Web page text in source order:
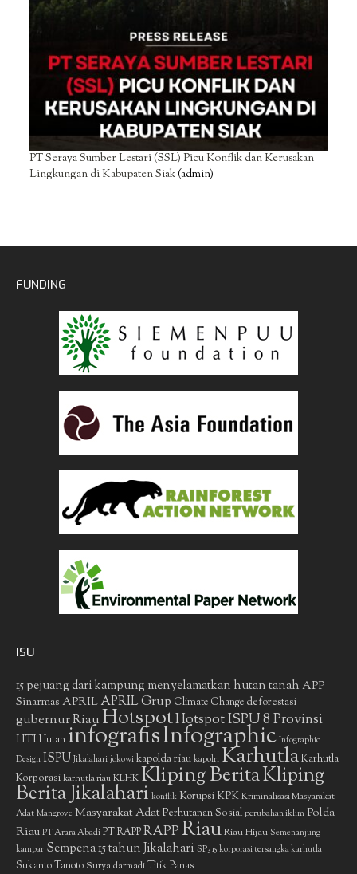
PT Seraya Sumber Lestari (SSL) Picu Konflik dan Kerusakan
Lingkungan di Kabupaten Siak(admin)
FUNDING
ISU
15 pejuang dari kampung menyelamatkan hutan tanah APP
Sinarmas APRIL APRIL Grup Climate Change deforestasi
gubernur RiauHotspotHotspot ISPU 8 Provinsi
HTIHutan infografisInfographic Infographic
Design ISPU Jikalahari jokowi kapolda riau kapolri KarhutlaKarhutla
Korporasikarhutla riauKLHKKliping BeritaKliping
Berita Jikalahari konflik Korupsi KPKKriminalisasi Masyarakat
Adat Mangrove Masyarakat AdatPerhutanan Sosial perubahan iklim Polda
Riau PT Arara Abadi PT RAPPRAPPRiauRiau Hijau Semenanjung
kampar Sempena 15 tahun Jikalahari SP3 15 korporasi tersangka karhutla
Sukanto Tanoto Surya darmadiTitik Panas